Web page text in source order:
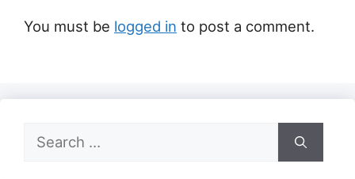
You must be logged in to post a comment.
Search
for: